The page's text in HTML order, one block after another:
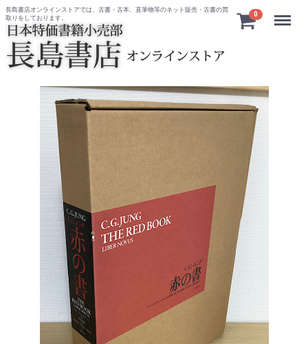
長島書店オンラインストアでは、古書・古本、直筆物等のネット販売・古書の買
取りをしております。
0 Menu